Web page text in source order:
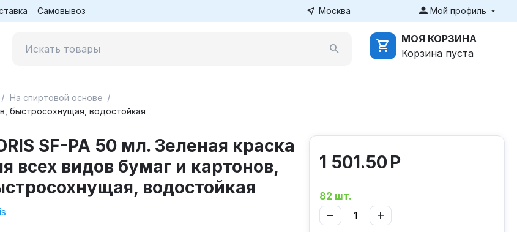
Самовывоз Москва Мой профиль
МОЯ КОРЗИНА
Корзина пуста
/ На спиртовой основе /
быстросохнущая, водостойкая
SF-PA 50 мл. Зеленая краска
всех видов бумаг и картонов,
водостойкая
1 501.50Р
82 шт.
+
−